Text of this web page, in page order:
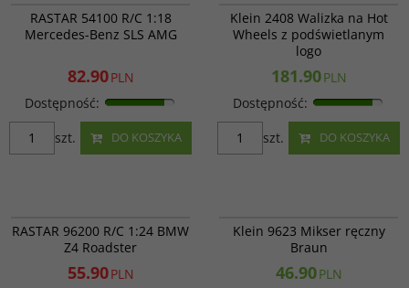
PROMOCJA
RASTAR 54100 R/C 1:18
Mercedes-Benz SLS AMG
82.90PLN
Dostępność:
DO KOSZYKA
szt.
Klein 2408 Walizka na Hot
Wheels z podświetlanym
logo
181.90PLN
Dostępność:
DO KOSZYKA
szt.
PROMOCJA
RASTAR 96200 R/C 1:24 BMW
Z4 Roadster
55.90PLN
Klein 9623 Mikser ręczny
Braun
46.90PLN